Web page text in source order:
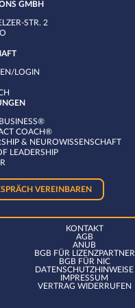
GMBH
STR. 2
LOGIN
COACH®
& NEUROWISSENSCHAFT
LEADERSHIP
VEREINBAREN
KONTAKT
AGB
ANUB
BGB FÜR LIZENZPARTNER
BGB FÜR NIC
DATENSCHUTZHINWEISE
IMPRESSUM
VERTRAG WIDERRUFEN